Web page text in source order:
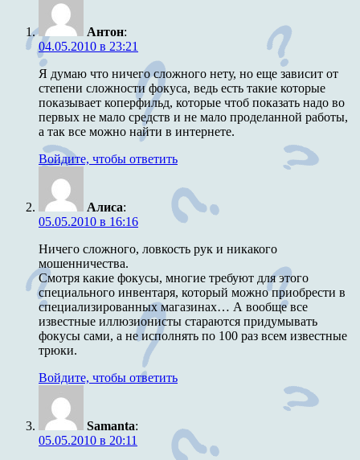
Антон:
04.05.2010 в 23:21
Я думаю что ничего сложного нету, но еще зависит от
степени сложности фокуса, ведь есть такие которые
показывает коперфильд, которые чтоб показать надо во
первых не мало средств и не мало проделанной работы,
а так все можно найти в интернете.
Войдите, чтобы ответить
Алиса:
05.05.2010 в 16:16
Ничего сложного, ловкость рук и никакого
мошенничества.
Смотря какие фокусы, многие требуют для этого
специального инвентаря, который можно приобрести в
специализированных магазинах… А вообще все
известные иллюзионисты стараются придумывать
фокусы сами, а не исполнять по 100 раз всем известные
трюки.
Войдите, чтобы ответить
Samanta:
05.05.2010 в 20:11